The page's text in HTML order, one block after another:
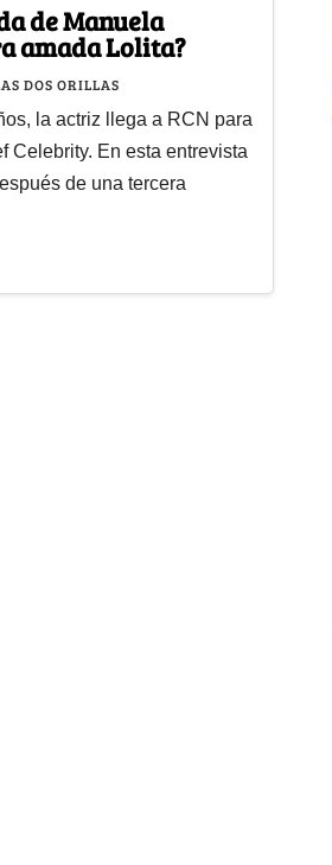
de Manuela
amada Lolita?
DOS ORILLAS
la actriz llega a RCN para
Celebrity. En esta entrevista
de una tercera